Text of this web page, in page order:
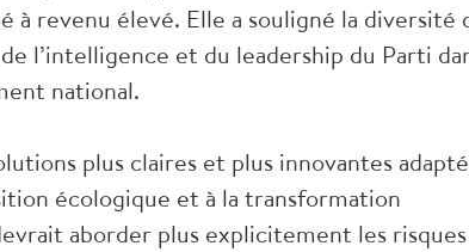
à revenu élevé. Elle a souligné la diversité
l’intelligence et du leadership du Parti
national.
plus claires et plus innovantes
écologique et à la transformation
aborder plus explicitement les risques